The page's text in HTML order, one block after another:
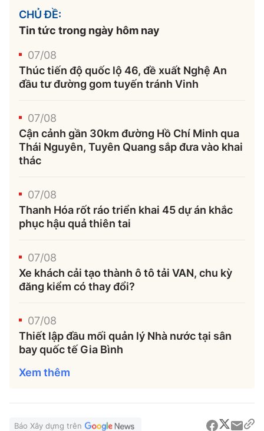
CHỦ ĐỀ:
Tin tức trong ngày hôm nay
07/08
Thúc tiến độ quốc lộ 46, đề xuất Nghệ An
đầu tư đường gom tuyến tránh Vinh
07/08
Cận cảnh gần 30km đường Hồ Chí Minh qua
Thái Nguyên, Tuyên Quang sắp đưa vào khai
thác
07/08
Thanh Hóa rốt ráo triển khai 45 dự án khắc
phục hậu quả thiên tai
07/08
Xe khách cải tạo thành ô tô tải VAN, chu kỳ
đăng kiểm có thay đổi?
07/08
Thiết lập đầu mối quản lý Nhà nước tại sân
bay quốc tế Gia Bình
Xem thêm
Báo Xây dựng trên